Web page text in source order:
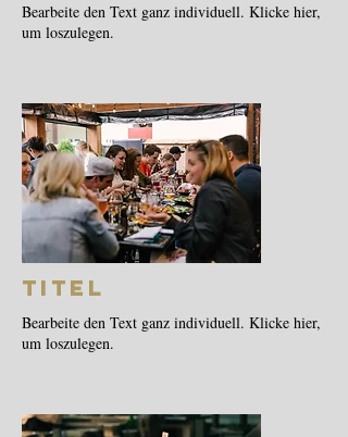
Bearbeite den Text ganz individuell. Klicke hier,
um loszulegen.
Titel
Bearbeite den Text ganz individuell. Klicke hier,
um loszulegen.